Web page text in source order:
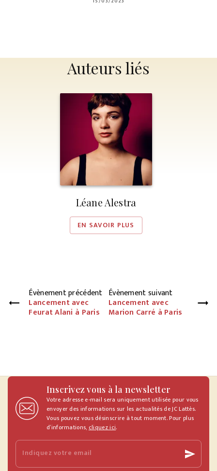
Auteurs liés
Léane Alestra
EN SAVOIR PLUS
Évènement précédent
Lancement avec
Feurat Alani à Paris
Évènement suivant
Lancement avec
Marion Carré à Paris
Inscrivez vous à la newsletter
Votre adresse e-mail sera uniquement utilisée pour vous
envoyer des informations sur les actualités de JC Lattès.
Vous pouvez vous désinscrire à tout moment. Pour plus
d’informations,cliquez ici.
Indiquez votre email send